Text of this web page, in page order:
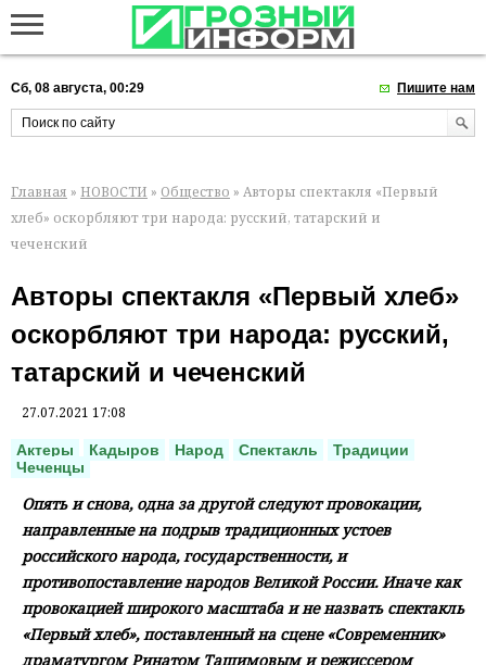
Сб, 08 августа, 00:29 Пишите нам
Главная » НОВОСТИ » Общество » Авторы спектакля «Первый
хлеб» оскорбляют три народа: русский, татарский и
чеченский
Авторы спектакля «Первый хлеб»
оскорбляют три народа: русский,
татарский и чеченский
27.07.2021 17:08
Актеры Кадыров Народ Спектакль
Традиции
Чеченцы
Опять и снова, одна за другой следуют провокации,
направленные на подрыв традиционных устоев
российского народа, государственности, и
противопоставление народов Великой России. Иначе как
провокацией широкого масштаба и не назвать спектакль
«Первый хлеб», поставленный на сцене «Современник»
драматургом Ринатом Ташимовым и режиссером